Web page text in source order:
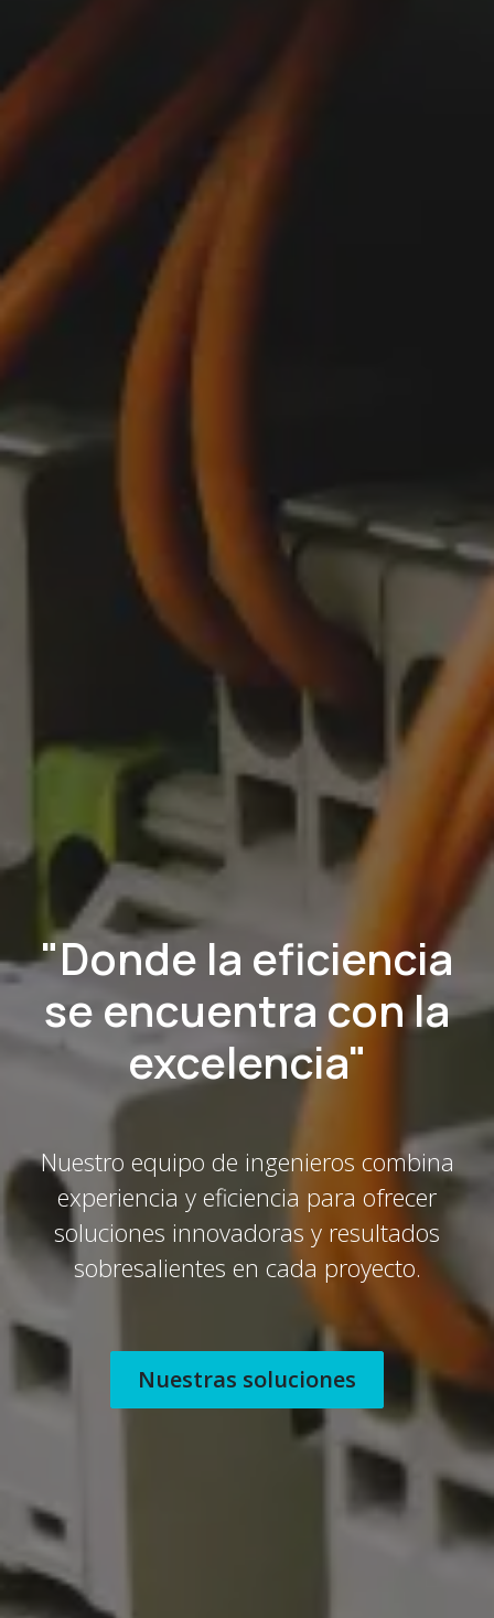
"Donde la eficiencia
se encuentra con la
excelencia"
Nuestro equipo de ingenieros combina
experiencia y eficiencia para ofrecer
soluciones innovadoras y resultados
sobresalientes en cada proyecto.
Nuestras soluciones